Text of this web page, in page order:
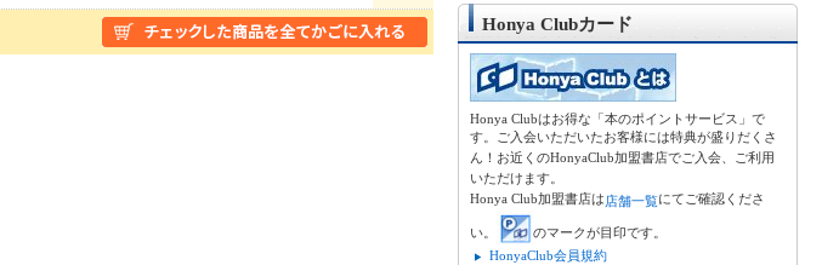
Honya Clubカード
Honya Clubはお得な「本のポイントサービス」で
す。ご入会いただいたお客様には特典が盛りだくさ
ん！お近くのHonyaClub加盟書店でご入会、ご利用
いただけます。
Honya Club加盟書店は店舗一覧にてご確認くださ
い。
のマークが目印です。
HonyaClub会員規約